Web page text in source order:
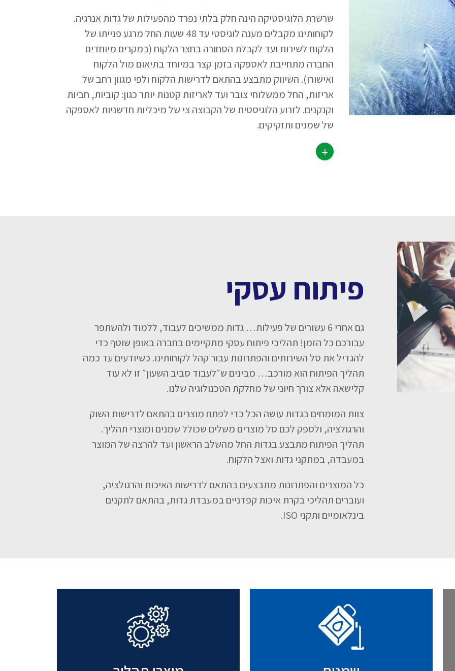
שרשרת הלוגיסטיקה הינה חלק בלתי נפרד מהפעילות של גדות אנרגיה.
לקוחותינו מקבלים מענה לוגיסטי עד 48 שעות החל מרגע פנייתו של
הלקוח לשירות ועד לקבלת הסחורה בחצר הלקוח (במקרים מיוחדים
החברה מתחייבת לאספקה בזמן קצר במיוחד בתיאום מול הלקוח
ואישורו). השיווק מתבצע בהתאם לדרישות הלקוח ולפי מגוון רחב של
אריזות, החל ממשלוחי צובר ועד לאריזות קטנות יותר כגון: קוביות, חביות
וקנקנים. לזרוע הלוגיסטית של הקבוצה צי של מיכליות חדשניות לאספקה
של שמנים ותזקיקים.
+
פיתוח עסקי
גם אחרי 6 עשורים של פעילות… גדות ממשיכים לעבוד, ללמוד ולהשתפר
עבורכם כל הזמן! תהליכי פיתוח עסקי מתקיימים בחברה באופן שוטף כדי
להגדיל את סל השירותים והפתרונות עבור קהל לקוחותינו. כשיודעים עד כמה
תהליך הפיתוח הוא מורכב… מבינים ש״לעבוד סביב השעון״ זו לא עוד
קלישאה אלא צורך חיוני של מחלקת הטכנולוגיה שלנו.
צוות המומחים בגדות עושה הכל כדי לפתח מוצרים בהתאם לדרישות השוק
והרגולציה, ולספק לכם סל מוצרים משלים שכולל שמנים ומוצרי תהליך.
תהליך הפיתוח מתבצע בגדות החל מהשלב הראשון ועד להרצה של המוצר
במעבדה, במתקני גדות ואצל הלקוח.
כל המוצרים והפתרונות מתבצעים בהתאם לדרישות האיכות והרגולציה,
ועוברים תהליכי בקרת איכות קפדניים במעבדת גדות, בהתאם לתקנים
בינלאומיים ותקני ISO.